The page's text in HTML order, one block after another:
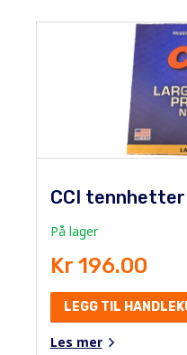
CCI tennhetter
På lager
Kr 196.00
LEGG TIL
Les mer